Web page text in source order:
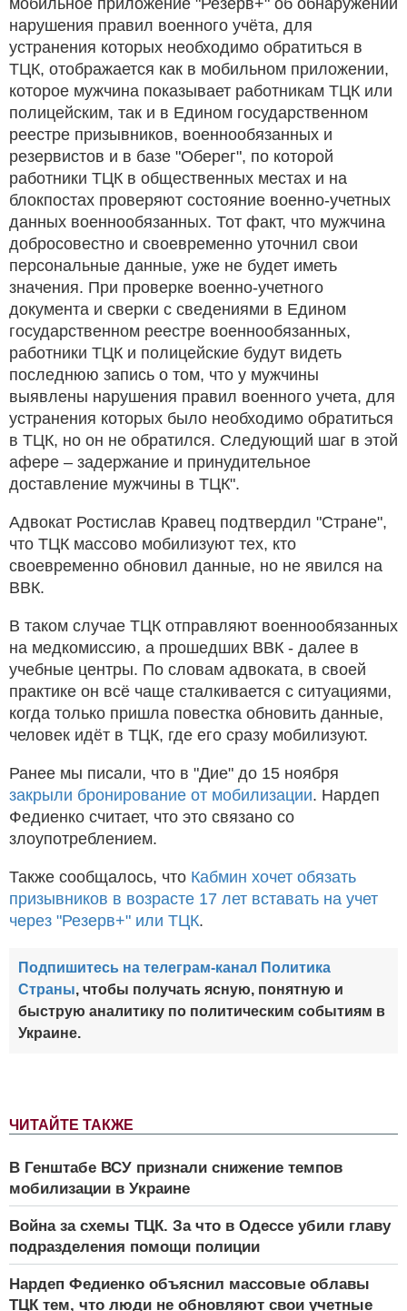
ЧИТАЙТЕ ТАКЖЕ
В Генштабе ВСУ признали снижение темпов
мобилизации в Украине
Война за схемы ТЦК. За что в Одессе убили главу
подразделения помощи полиции
Нардеп Федиенко объяснил массовые облавы
ТЦК тем, что люди не обновляют свои учетные
мобильное приложение "Резерв+" об обнаружении
нарушения правил военного учёта, для
устранения которых необходимо обратиться в
ТЦК, отображается как в мобильном приложении,
которое мужчина показывает работникам ТЦК или
полицейским, так и в Едином государственном
реестре призывников, военнообязанных и
резервистов и в базе "Оберег", по которой
работники ТЦК в общественных местах и на
блокпостах проверяют состояние военно-учетных
данных военнообязанных. Тот факт, что мужчина
добросовестно и своевременно уточнил свои
персональные данные, уже не будет иметь
значения. При проверке военно-учетного
документа и сверки с сведениями в Едином
государственном реестре военнообязанных,
работники ТЦК и полицейские будут видеть
последнюю запись о том, что у мужчины
выявлены нарушения правил военного учета, для
устранения которых было необходимо обратиться
в ТЦК, но он не обратился. Следующий шаг в этой
афере – задержание и принудительное
доставление мужчины в ТЦК".
Адвокат Ростислав Кравец подтвердил "Стране",
что ТЦК массово мобилизуют тех, кто
своевременно обновил данные, но не явился на
ВВК.
В таком случае ТЦК отправляют военнообязанных
на медкомиссию, а прошедших ВВК - далее в
учебные центры. По словам адвоката, в своей
практике он всё чаще сталкивается с ситуациями,
когда только пришла повестка обновить данные,
человек идёт в ТЦК, где его сразу мобилизуют.
Ранее мы писали, что в "Дие" до 15 ноября
закрыли бронирование от мобилизации. Нардеп
Федиенко считает, что это связано со
злоупотреблением.
Также сообщалось, что Кабмин хочет обязать
призывников в возрасте 17 лет вставать на учет
через "Резерв+" или ТЦК.
Подпишитесь на телеграм-канал Политика
Страны, чтобы получать ясную, понятную и
быструю аналитику по политическим событиям в
Украине.